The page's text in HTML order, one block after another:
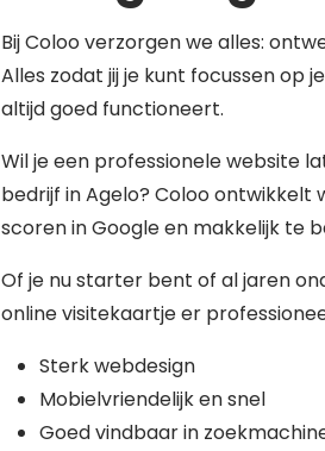
Bij Coloo verzorgen we alles:
Alles zodat jij je kunt focussen op
altijd goed functioneert.
Wil je een professionele website
bedrijf in Agelo? Coloo ontwikkelt
scoren in Google en makkelijk te
Of je nu starter bent of al jaren
online visitekaartje er
Sterk webdesign
Mobielvriendelijk en snel
Goed vindbaar in